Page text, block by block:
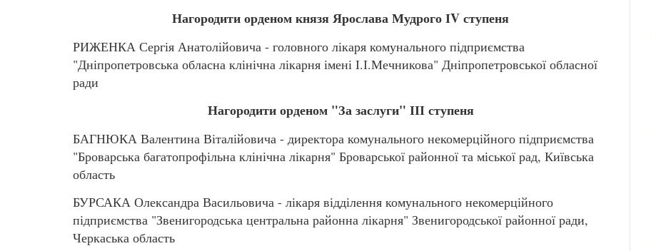
Нагородити орденом князя Ярослава Мудрого ІV ступеня
РИЖЕНКА Сергія Анатолійовича - головного лікаря комунального підприємства
"Дніпропетровська обласна клінічна лікарня імені І.І.Мечникова" Дніпропетровської обласної
ради
Нагородити орденом "За заслуги" ІІІ ступеня
БАГНЮКА Валентина Віталійовича - директора комунального некомерційного підприємства
"Броварська багатопрофільна клінічна лікарня" Броварської районної та міської рад, Київська
область
БУРСАКА Олександра Васильовича - лікаря відділення комунального некомерційного
підприємства "Звенигородська центральна районна лікарня" Звенигородської районної ради,
Черкаська область